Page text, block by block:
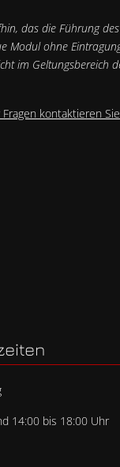
das die Führung
Modul ohne
im Geltungsbereich
kontaktieren
14:00 bis 18:00 Uhr